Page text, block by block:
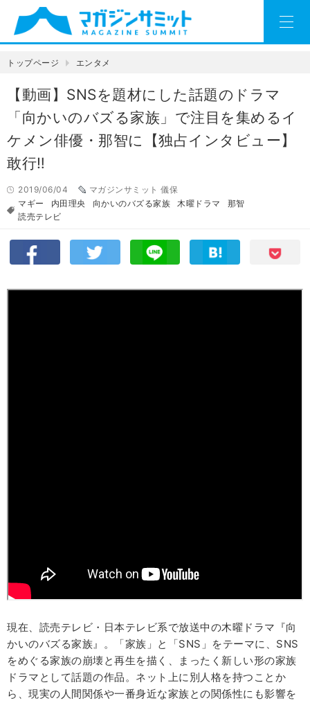
トップページ エンタメ
【動画】SNSを題材にした話題のドラマ
「向かいのバズる家族」で注目を集めるイ
ケメン俳優・那智に【独占インタビュー】
敢行‼
2019/06/04
マガジンサミット 儀保
マギー
内田理央 向かいのバズる家族 木曜ドラマ
那智
読売テレビ
現在、読売テレビ・日本テレビ系で放送中の木曜ドラマ『向
かいのバズる家族』。「家族」と「SNS」をテーマに、SNS
をめぐる家族の崩壊と再生を描く、まったく新しい形の家族
ドラマとして話題の作品。ネット上に別人格を持つことか
ら、現実の人間関係や一番身近な家族との関係性にも影響を